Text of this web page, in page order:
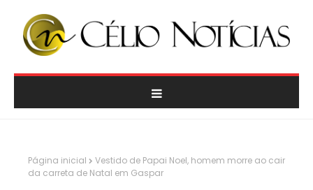
Página inicial
Vestido de Papai Noel, homem morre ao cair
da carreta de Natal em Gaspar